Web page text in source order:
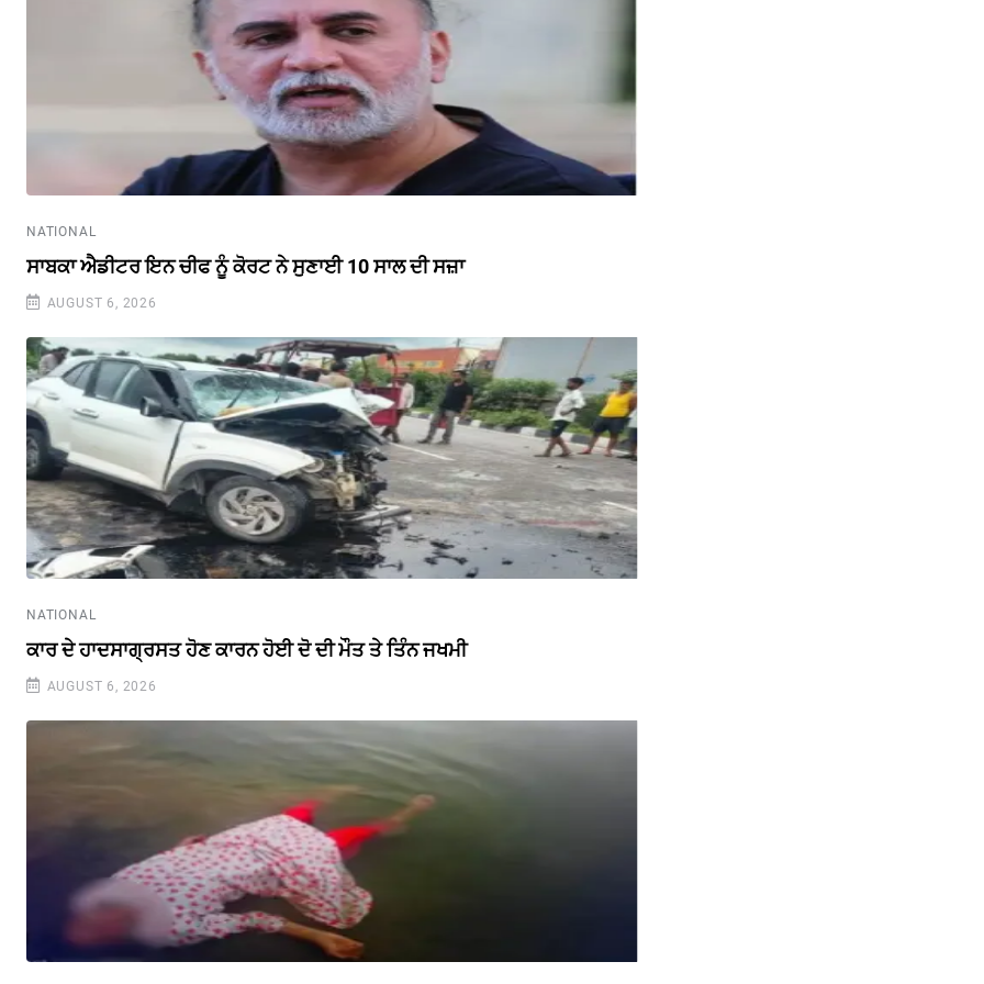
NATIONAL
ਸਾਬਕਾ ਐਡੀਟਰ ਇਨ ਚੀਫ ਨੂੰ ਕੋਰਟ ਨੇ ਸੁਣਾਈ 10 ਸਾਲ ਦੀ ਸਜ਼ਾ
AUGUST 6, 2026
NATIONAL
ਕਾਰ ਦੇ ਹਾਦਸਾਗ੍ਰਸਤ ਹੋਣ ਕਾਰਨ ਹੋਈ ਦੋ ਦੀ ਮੌਤ ਤੇ ਤਿੰਨ ਜਖਮੀ
AUGUST 6, 2026